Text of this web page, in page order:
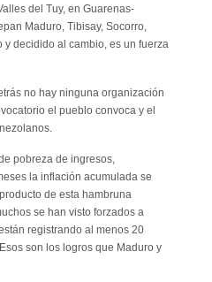
del Tuy, en Guarenas-
Maduro, Tibisay, Socorro,
decidido al cambio, es un fuerza
no hay ninguna organización
el pueblo convoca y el
pobreza de ingresos,
la inflación acumulada se
de esta hambruna
se han visto forzados a
registrando al menos 20
son los logros que Maduro y